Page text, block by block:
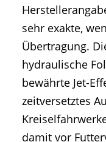
sehr exakte,
Übertragung.
hydraulische
bewährte Jet-
zeitversetztes
damit vor